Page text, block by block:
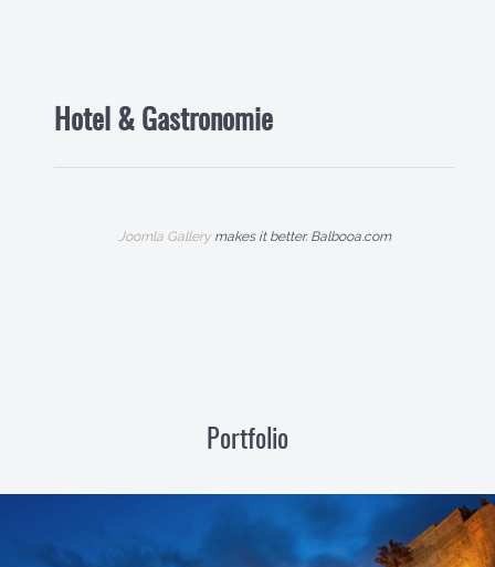
Hotel & Gastronomie
Joomla Gallerymakes it better. Balbooa.com
Portfolio